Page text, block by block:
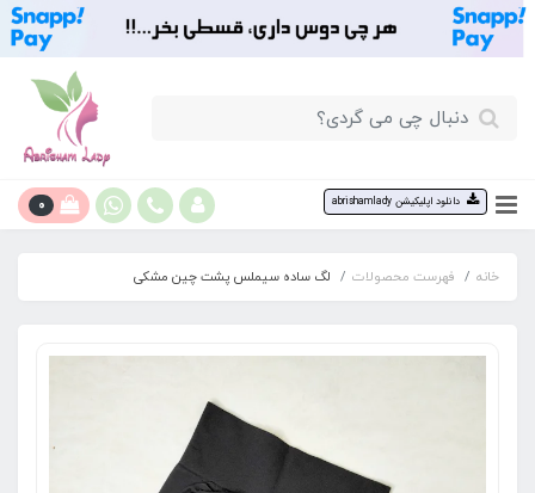
دانلود اپلیکیشن abrishamlady 0
خانه فهرست محصولات لگ ساده سیملس پشت چین مشکی